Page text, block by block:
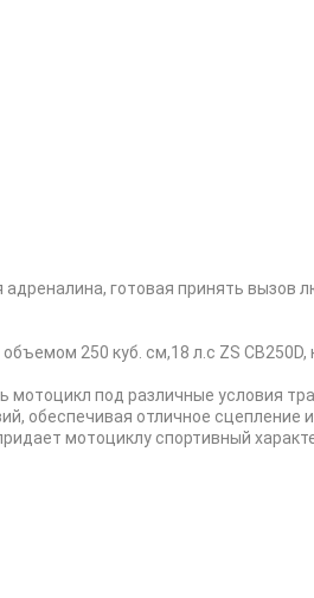
готовая принять вызов
250 куб. см,18 л.с ZS
под различные условия
обеспечивая отличное сцепление
мотоциклу спортивный